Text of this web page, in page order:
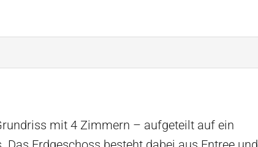
mit 4 Zimmern – aufgeteilt auf ein